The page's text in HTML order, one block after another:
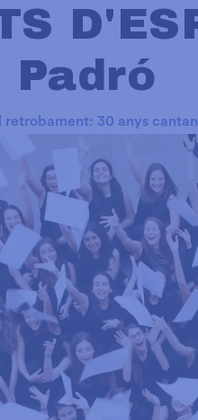
Padró
retrobament: 30 anys